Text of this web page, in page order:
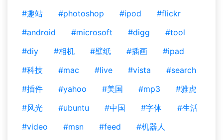
#趣站
#photoshop #ipod
#flickr
#android
#microsoft #digg
#tool
#diy
#相机 #壁纸 #插画
#ipad
#科技
#mac #live #vista
#search
#插件
#yahoo #美国 #mp3
#雅虎
#风光
#ubuntu #中国 #字体
#生活
#video
#msn #feed
#机器人